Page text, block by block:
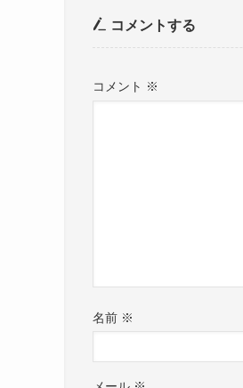
コメントする
コメント ※
名前 ※